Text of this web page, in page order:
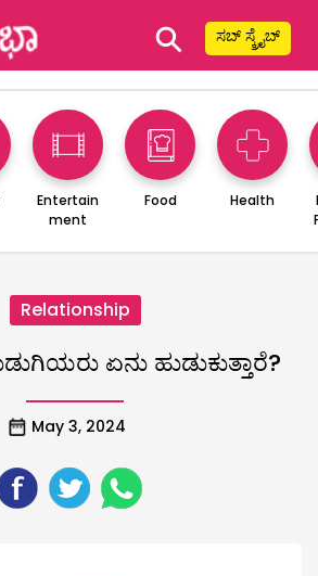
⚲ ಸಬ್ ಸ್ಕ್ರೈಬ್
Entertain
ment
Food Health
Relationship
ಏನು ಹುಡುಕುತ್ತಾರೆ?
May 3, 2024